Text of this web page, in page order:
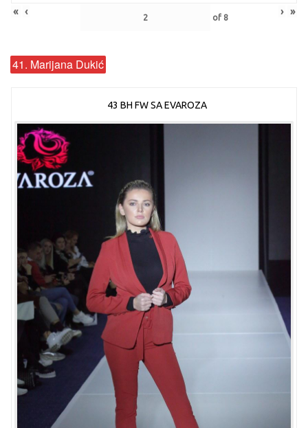
« ‹ of 8 › »
41. Marijana Dukić
43 BH FW SA EVAROZA